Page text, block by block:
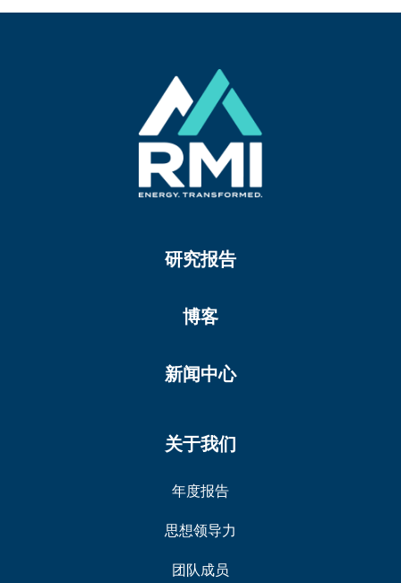
研究报告
博客
新闻中心
关于我们
年度报告
思想领导力
团队成员